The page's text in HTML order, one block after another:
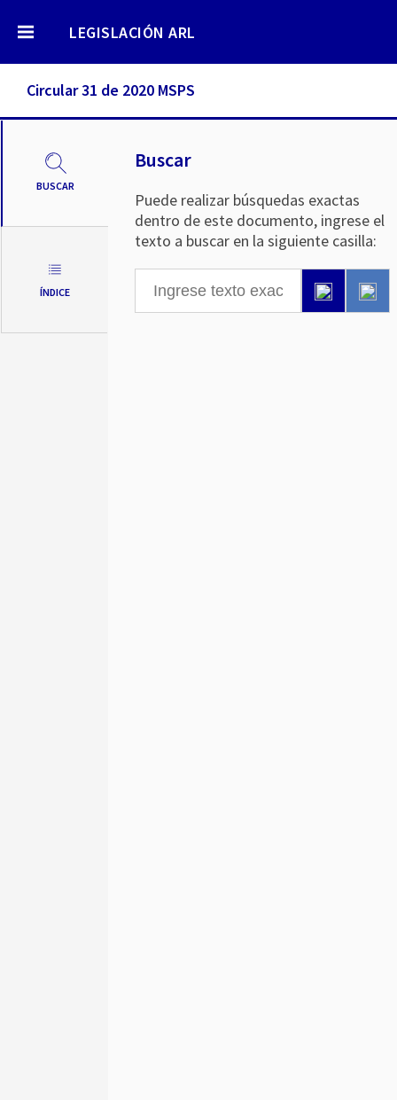
LEGISLACIÓN ARL
Circular 31 de 2020 MSPS
BUSCAR
ÍNDICE
Buscar
Puede realizar búsquedas exactas
dentro de este documento, ingrese el
texto a buscar en la siguiente casilla: